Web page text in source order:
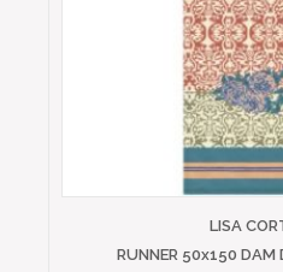
LISA
RUNNER 50x150